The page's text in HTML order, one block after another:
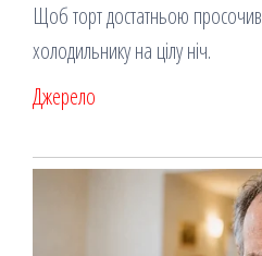
Щоб торт достатньою
холодильнику на цілу ніч.
Джерело